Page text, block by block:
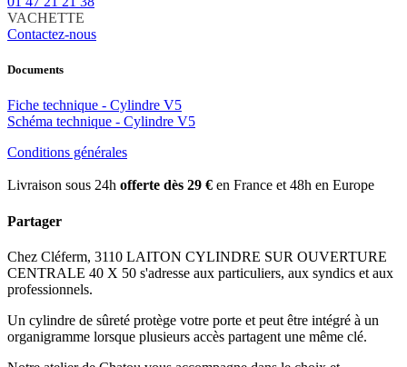
VACHETTE
Contactez-nous
Documents
Fiche technique - Cylindre V5
Schéma technique - Cylindre V5
Conditions générales
Livraison sous 24h offerte dès 29 € en France et 48h en Europe
Partager
Chez Cléferm, 3110 LAITON CYLINDRE SUR OUVERTURE
CENTRALE 40 X 50 s'adresse aux particuliers, aux syndics et aux
professionnels.
Un cylindre de sûreté protège votre porte et peut être intégré à un
organigramme lorsque plusieurs accès partagent une même clé.